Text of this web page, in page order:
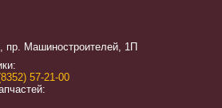
пр. Машиностроителей, 1П
57-21-00